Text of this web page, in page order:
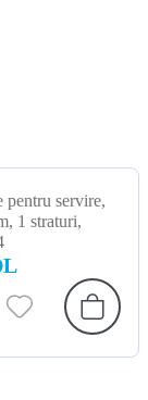
pentru servire,
1 straturi,